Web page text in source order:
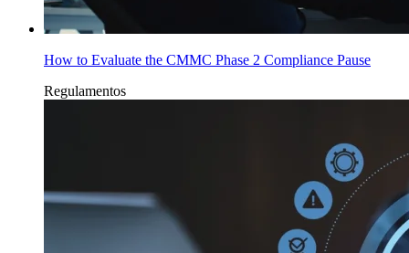
How to Evaluate the CMMC Phase 2 Compliance Pause
Regulamentos